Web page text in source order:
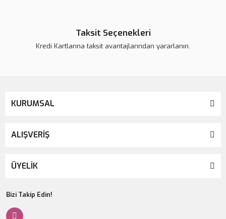
Taksit Seçenekleri
Kredi Kartlarına taksit avantajlarından yararlanın.
KURUMSAL
ALIŞVERİŞ
ÜYELİK
Bizi Takip Edin!